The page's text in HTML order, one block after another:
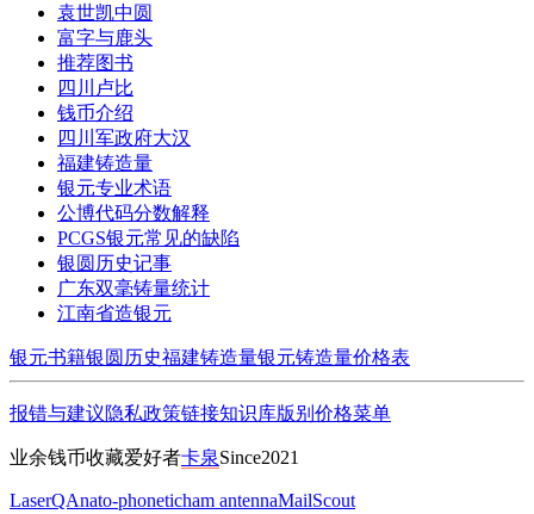
袁世凯中圆
富字与鹿头
推荐图书
四川卢比
钱币介绍
四川军政府大汉
福建铸造量
银元专业术语
公博代码分数解释
PCGS银元常见的缺陷
银圆历史记事
广东双毫铸量统计
江南省造银元
银元书籍银圆历史福建铸造量银元铸造量价格表
报错与建议隐私政策链接知识库版别 价格菜单
业余钱币收藏爱好者卡泉Since2021
LaserQAnato-phoneticham antennaMailScout